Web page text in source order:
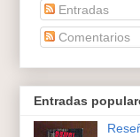
Entradas
Comentarios
Entradas